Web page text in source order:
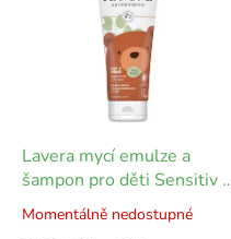
Lavera mycí emulze a
šampon pro děti Sensitiv -
200 ml
Momentálně nedostupné